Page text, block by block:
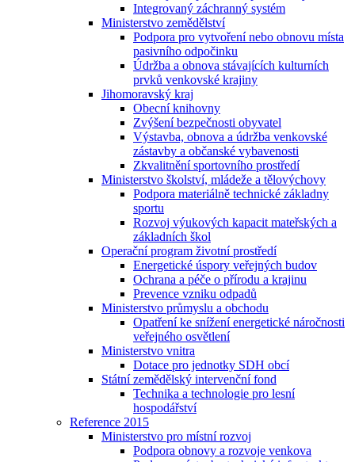
Integrovaný záchranný systém
Ministerstvo zemědělství
Podpora pro vytvoření nebo obnovu místa
pasivního odpočinku
Údržba a obnova stávajících kulturních
prvků venkovské krajiny
Jihomoravský kraj
Obecní knihovny
Zvýšení bezpečnosti obyvatel
Výstavba, obnova a údržba venkovské
zástavby a občanské vybavenosti
Zkvalitnění sportovního prostředí
Ministerstvo školství, mládeže a tělovýchovy
Podpora materiálně technické základny
sportu
Rozvoj výukových kapacit mateřských a
základních škol
Operační program životní prostředí
Energetické úspory veřejných budov
Ochrana a péče o přírodu a krajinu
Prevence vzniku odpadů
Ministerstvo průmyslu a obchodu
Opatření ke snížení energetické náročnosti
veřejného osvětlení
Ministerstvo vnitra
Dotace pro jednotky SDH obcí
Státní zemědělský intervenční fond
Technika a technologie pro lesní
hospodářství
Reference 2015
Ministerstvo pro místní rozvoj
Podpora obnovy a rozvoje venkova